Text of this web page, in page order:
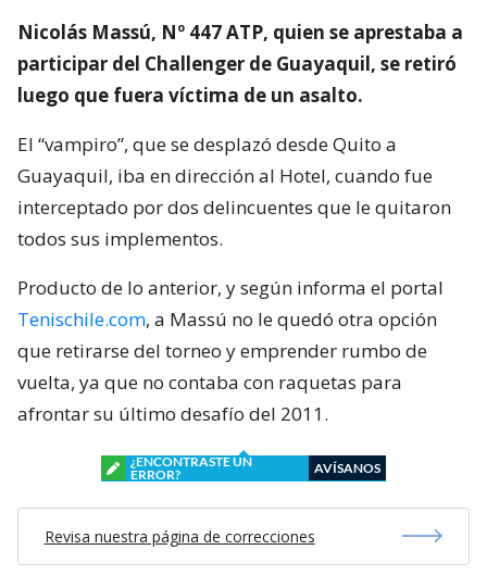
Nicolás Massú, Nº 447 ATP, quien se aprestaba a
participar del Challenger de Guayaquil, se retiró
luego que fuera víctima de un asalto.
El “vampiro”, que se desplazó desde Quito a
Guayaquil, iba en dirección al Hotel, cuando fue
interceptado por dos delincuentes que le quitaron
todos sus implementos.
Producto de lo anterior, y según informa el portal
Tenischile.com, a Massú no le quedó otra opción
que retirarse del torneo y emprender rumbo de
vuelta, ya que no contaba con raquetas para
afrontar su último desafío del 2011.
¿ENCONTRASTE UN
ERROR?
AVÍSANOS
Revisa nuestra página de correcciones